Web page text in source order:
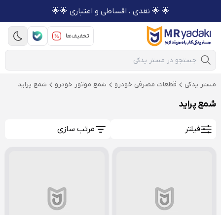
🌟 🌟 نقدی ، اقساطی و اعتباری 🌟🌟
تخفیف‌ها
Mobile Search
مستر یدکی قطعات مصرفی خودرو شمع موتور خودرو شمع پراید
شمع پراید
فیلتر مرتب سازی